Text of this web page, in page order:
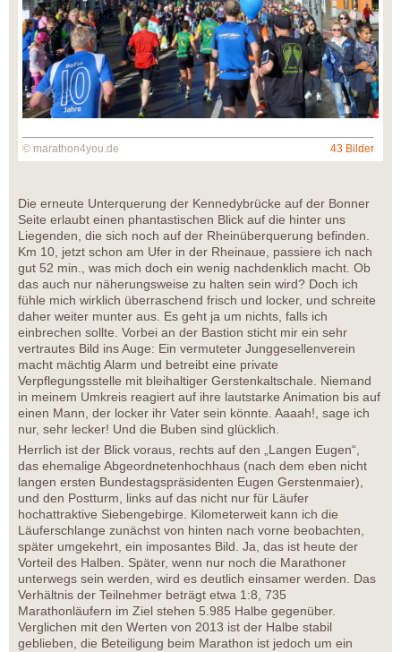
© marathon4you.de 43 Bilder
Die erneute Unterquerung der Kennedybrücke auf der Bonner
Seite erlaubt einen phantastischen Blick auf die hinter uns
Liegenden, die sich noch auf der Rheinüberquerung befinden.
Km 10, jetzt schon am Ufer in der Rheinaue, passiere ich nach
gut 52 min., was mich doch ein wenig nachdenklich macht. Ob
das auch nur näherungsweise zu halten sein wird? Doch ich
fühle mich wirklich überraschend frisch und locker, und schreite
daher weiter munter aus. Es geht ja um nichts, falls ich
einbrechen sollte. Vorbei an der Bastion sticht mir ein sehr
vertrautes Bild ins Auge: Ein vermuteter Junggesellenverein
macht mächtig Alarm und betreibt eine private
Verpflegungsstelle mit bleihaltiger Gerstenkaltschale. Niemand
in meinem Umkreis reagiert auf ihre lautstarke Animation bis auf
einen Mann, der locker ihr Vater sein könnte. Aaaah!, sage ich
nur, sehr lecker! Und die Buben sind glücklich.
Herrlich ist der Blick voraus, rechts auf den „Langen Eugen“,
das ehemalige Abgeordnetenhochhaus (nach dem eben nicht
langen ersten Bundestagspräsidenten Eugen Gerstenmaier),
und den Postturm, links auf das nicht nur für Läufer
hochattraktive Siebengebirge. Kilometerweit kann ich die
Läuferschlange zunächst von hinten nach vorne beobachten,
später umgekehrt, ein imposantes Bild. Ja, das ist heute der
Vorteil des Halben. Später, wenn nur noch die Marathoner
unterwegs sein werden, wird es deutlich einsamer werden. Das
Verhältnis der Teilnehmer beträgt etwa 1:8, 735
Marathonläufern im Ziel stehen 5.985 Halbe gegenüber.
Verglichen mit den Werten von 2013 ist der Halbe stabil
geblieben, die Beteiligung beim Marathon ist jedoch um ein